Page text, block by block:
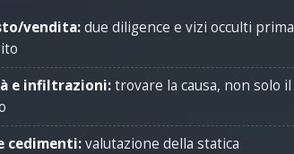
vendita:due diligence e vizi occulti prima
e infiltrazioni:trovare la causa, non solo il
cedimenti:valutazione della statica